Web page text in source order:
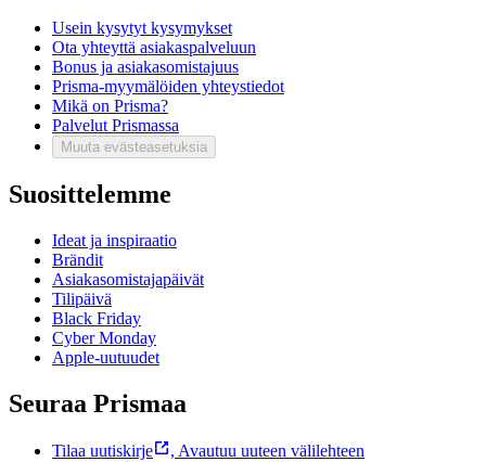
Usein kysytyt kysymykset
Ota yhteyttä asiakaspalveluun
Bonus ja asiakasomistajuus
Prisma-myymälöiden yhteystiedot
Mikä on Prisma?
Palvelut Prismassa
Muuta evästeasetuksia
Suosittelemme
Ideat ja inspiraatio
Brändit
Asiakasomistajapäivät
Tilipäivä
Black Friday
Cyber Monday
Apple-uutuudet
Seuraa Prismaa
Tilaa uutiskirje , Avautuu uuteen välilehteen